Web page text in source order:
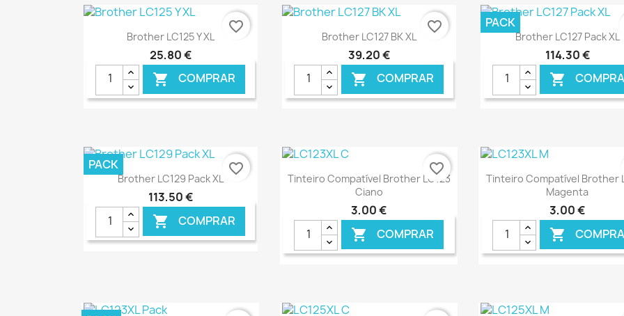
€ ONLINE € ONLINE €
Ver+
Brother LC125 Y XL
25,80 €
 COMPRAR
€ ONLINE
favorite_border Ver+
Brother LC127 BK XL
39,20 €
 COMPRAR
€ ONLINE
favorite_border Ver+
Brother LC127 Pack XL
114,30 €

€
PACK
Ver+
Brother LC129 Pack XL
113,50 €
 COMPRAR
PACK favorite_border Ver+
Tinteiro Compatível Brother LC123
Ciano
3,00 €
 COMPRAR
favorite_border Ver+
Tinteiro Compatível Brother
Magenta
3,00 €
